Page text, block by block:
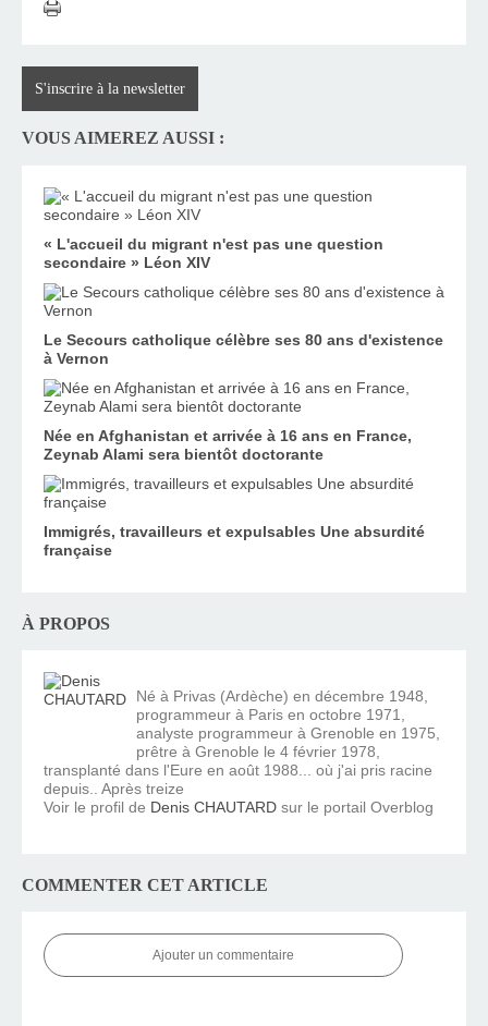
S'inscrire à la newsletter
VOUS AIMEREZ AUSSI :
« L'accueil du migrant n'est pas une question
secondaire » Léon XIV
Le Secours catholique célèbre ses 80 ans d'existence
à Vernon
Née en Afghanistan et arrivée à 16 ans en France,
Zeynab Alami sera bientôt doctorante
Immigrés, travailleurs et expulsables Une absurdité
française
À PROPOS
Né à Privas (Ardèche) en décembre 1948,
programmeur à Paris en octobre 1971,
analyste programmeur à Grenoble en 1975,
prêtre à Grenoble le 4 février 1978,
transplanté dans l'Eure en août 1988... où j'ai pris racine
depuis.. Après treize
Voir le profil de Denis CHAUTARD sur le portail Overblog
COMMENTER CET ARTICLE
Ajouter un commentaire